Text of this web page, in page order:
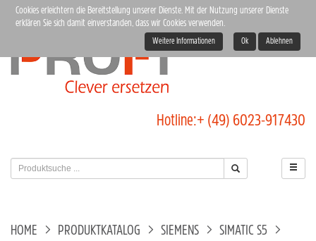
Hotline:+ (49) 6023-917430
HOME PRODUKTKATALOG SIEMENS
SIMATIC S5
Cookies erleichtern die Bereitstellung unserer Dienste. Mit der Nutzung unserer Dienste
erklären Sie sich damit einverstanden, dass wir Cookies verwenden.
Weitere Informationen Ok Ablehnen